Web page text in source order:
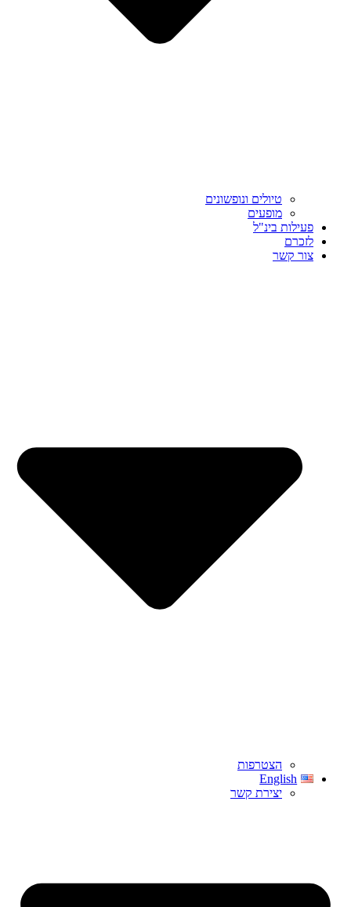
טיולים ונופשונים
מופעים
פעילות בינ"ל
לזכרם
צור קשר
הצטרפות
English
יצירת קשר